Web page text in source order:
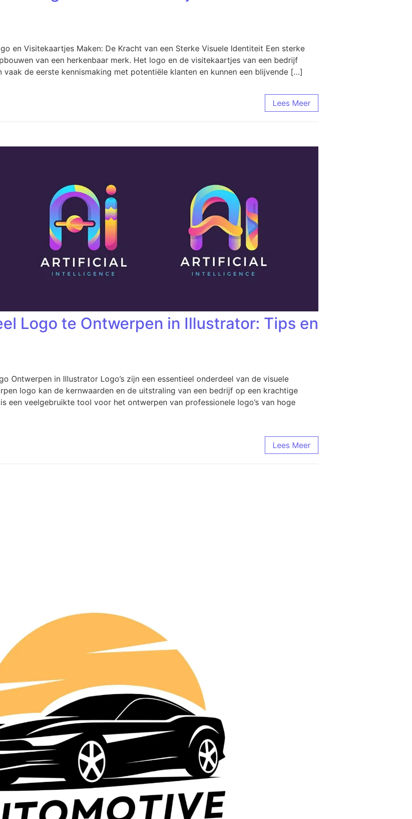
en Visitekaartjes Maken: De Kracht van een Sterke Visuele Identiteit Een sterke
van een herkenbaar merk. Het logo en de visitekaartjes van een bedrijf
vaak de eerste kennismaking met potentiële klanten en kunnen een blijvende […]
Lees Meer
Logo te Ontwerpen in Illustrator: Tips en
Ontwerpen in Illustrator Logo’s zijn een essentieel onderdeel van de visuele
logo kan de kernwaarden en de uitstraling van een bedrijf op een krachtige
een veelgebruikte tool voor het ontwerpen van professionele logo’s van hoge
Lees Meer